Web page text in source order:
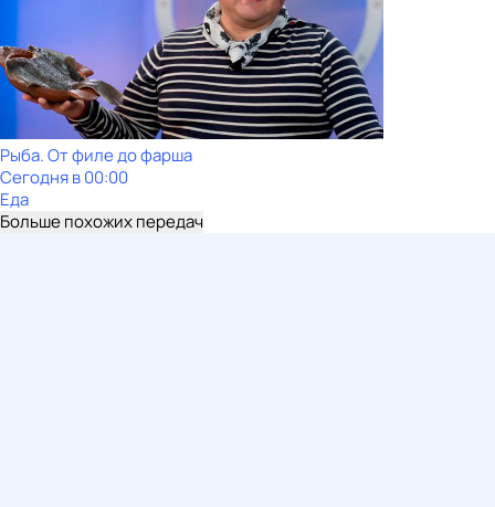
Рыба. От филе до фарша
Сегодня в 00:00
Еда
Больше похожих передач